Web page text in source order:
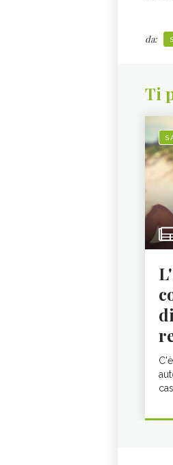
da:
Ti